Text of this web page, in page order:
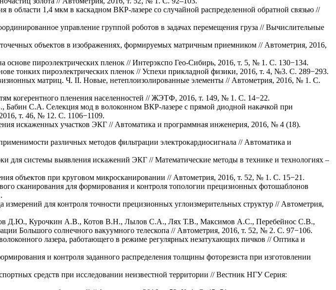
1,4 мкм в каскадном ВКР-лазере со случайной распределенной обратной связью //
управление группой роботов в задачах перемещения груза // Вычислительные
объектов в изображениях, формируемых матричным приемником // Автометрия, 2016,
пироэлектрических пленок // Интерэкспо Гео-Сибирь, 2016, т. 5, № 1. С. 130−134.
тонких пироэлектрических пленок // Успехи прикладной физики, 2016, т. 4, №3. С. 289−293.
матриц. Ч. II. Новые, нетеплоизолированные элементы // Автометрия, 2016, № 1. С.
когерентного пленения населенностей // ЖЭТФ, 2016, т. 149, № 1. С. 14−22.
С.А. Селекция мод в волоконном ВКР-лазере с прямой диодной накачкой при
т. 46, № 12. С. 1106−1109.
искаженных участков ЭКГ // Автоматика и программная инженерия, 2016, № 4 (18).
различных методов фильтрации электрокардиосигнала // Автоматика и
системы выявления искажений ЭКГ // Математические методы в технике и технологиях –
объектов при круговом микросканировании // Автометрия, 2016, т. 52, № 1. С. 15−21.
сканирования для формирования и контроля топологии прецизионных фотошаблонов
для контроля точности прецизионных углоизмерительных структур // Автометрия,
Д.Ю., Курочкин А.В., Котов В.Н., Лылов С.А., Лях Т.В., Максимов А.С., Перебейнос С.В.,
солнечного вакуумного телескопа // Автометрия, 2016, т. 52, № 2. С. 97−106.
лазера, работающего в режиме регулярных незатухающих пичков // Оптика и
и контроля заданного распределения толщины фоторезиста при изготовлении
средств при исследовании неизвестной территории // Вестник НГУ Серия: